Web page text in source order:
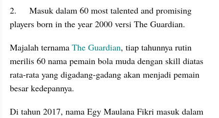
2.	Masuk dalam 60 most talented and promising
players born in the year 2000 versi The Guardian.
Majalah ternama The Guardian, tiap tahunnya rutin
merilis 60 nama pemain bola muda dengan skill diatas
rata-rata yang digadang-gadang akan menjadi pemain
besar kedepannya.
Di tahun 2017, nama Egy Maulana Fikri masuk dalam